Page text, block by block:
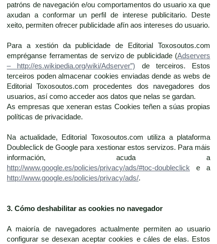
patróns de navegación e/ou comportamentos do usuario xa que
axudan a conformar un perfil de interese publicitario. Deste
xeito, permiten ofrecer publicidade afín aos intereses do usuario.
Para a xestión da publicidade de Editorial Toxosoutos.com
empréganse ferramentas de servizo de publicidade (Adservers
– http://es.wikipedia.org/wiki/Adserver”) de terceiros. Estos
terceiros poden almacenar cookies enviadas dende as webs de
Editorial Toxosoutos.com procedentes dos navegadores dos
usuarios, así como acceder aos datos que nelas se gardan.
As empresas que xeneran estas Cookies teñen a súas propias
políticas de privacidade.
Na actualidade, Editorial Toxosoutos.com utiliza a plataforma
Doubleclick de Google para xestionar estos servizos. Para máis
información, acuda a
http://www.google.es/policies/privacy/ads/#toc-doubleclick e a
http://www.google.es/policies/privacy/ads/.
3. Cómo deshabilitar as cookies no navegador
A maioría de navegadores actualmente permiten ao usuario
configurar se desexan aceptar cookies e cáles de elas. Estos